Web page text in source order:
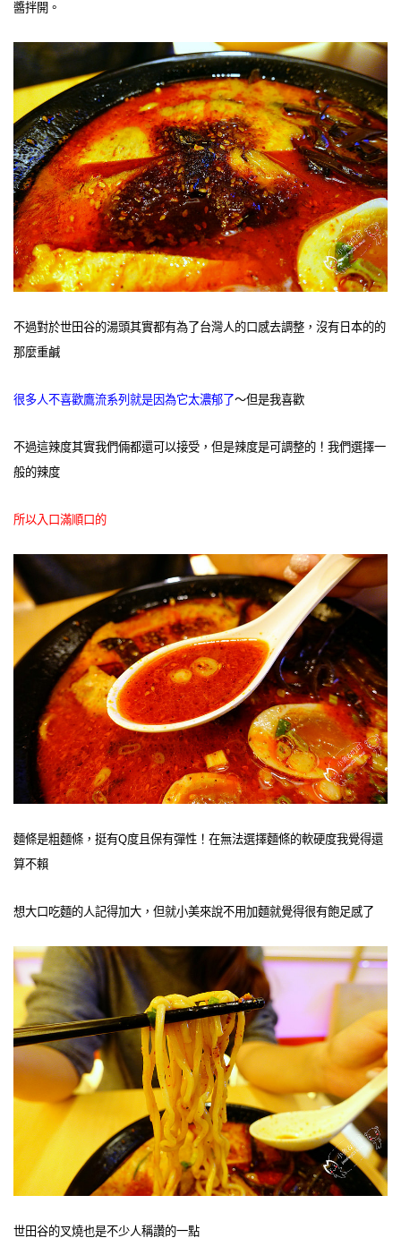
醬拌開。
不過對於世田谷的湯頭其實都有為了台灣人的口感去調整，沒有日本的的
那麼重鹹
很多人不喜歡鷹流系列就是因為它太濃郁了～但是我喜歡
不過這辣度其實我們倆都還可以接受，但是辣度是可調整的！我們選擇一
般的辣度
所以入口滿順口的
麵條是粗麵條，挺有Q度且保有彈性！在無法選擇麵條的軟硬度我覺得還
算不賴
想大口吃麵的人記得加大，但就小美來說不用加麵就覺得很有飽足感了
世田谷的叉燒也是不少人稱讚的一點